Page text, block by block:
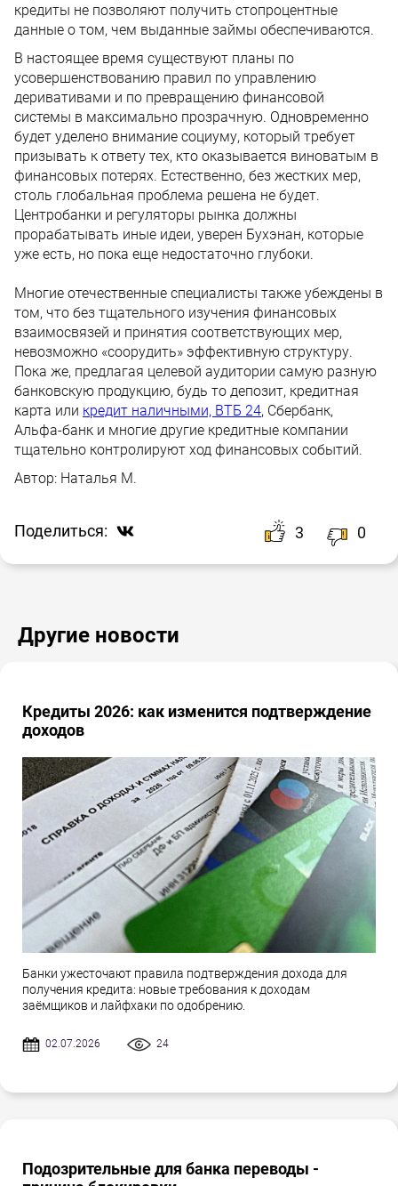
кредиты не позволяют получить стопроцентные
данные о том, чем выданные займы обеспечиваются.
В настоящее время существуют планы по
усовершенствованию правил по управлению
деривативами и по превращению финансовой
системы в максимально прозрачную. Одновременно
будет уделено внимание социуму, который требует
призывать к ответу тех, кто оказывается виноватым в
финансовых потерях. Естественно, без жестких мер,
столь глобальная проблема решена не будет.
Центробанки и регуляторы рынка должны
прорабатывать иные идеи, уверен Бухэнан, которые
уже есть, но пока еще недостаточно глубоки.
Многие отечественные специалисты также убеждены в
том, что без тщательного изучения финансовых
взаимосвязей и принятия соответствующих мер,
невозможно «соорудить» эффективную структуру.
Пока же, предлагая целевой аудитории самую разную
банковскую продукцию, будь то депозит, кредитная
карта или кредит наличными, ВТБ 24, Сбербанк,
Альфа-банк и многие другие кредитные компании
тщательно контролируют ход финансовых событий.
Автор: Наталья М.
Поделиться: 3 0
Другие новости
Кредиты 2026: как изменится подтверждение
доходов
Банки ужесточают правила подтверждения дохода для
получения кредита: новые требования к доходам
заёмщиков и лайфхаки по одобрению.
02.07.2026 24
Подозрительные для банка переводы -